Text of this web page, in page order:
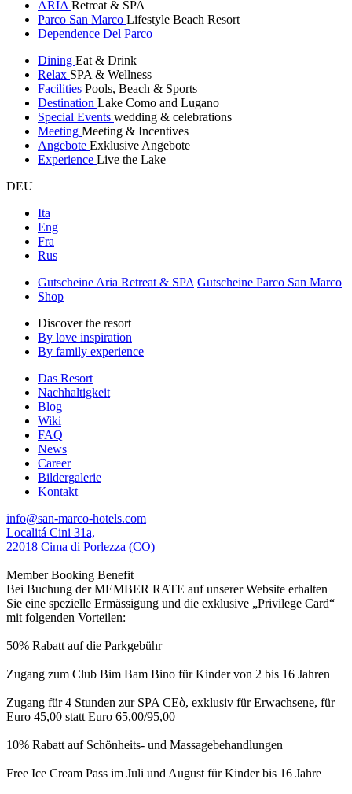
ARIA Retreat & SPA
Parco San Marco Lifestyle Beach Resort
Dependence Del Parco
Dining Eat & Drink
Relax SPA & Wellness
Facilities Pools, Beach & Sports
Destination Lake Como and Lugano
Special Events wedding & celebrations
Meeting Meeting & Incentives
Angebote Exklusive Angebote
Experience Live the Lake
DEU
Ita
Eng
Fra
Rus
Gutscheine Aria Retreat & SPA Gutscheine Parco San Marco
Shop
Discover the resort
By love inspiration
By family experience
Das Resort
Nachhaltigkeit
Blog
Wiki
FAQ
News
Career
Bildergalerie
Kontakt
info@san-marco-hotels.com
Localitá Cini 31a,
22018 Cima di Porlezza (CO)
Member Booking Benefit
Bei Buchung der MEMBER RATE auf unserer Website erhalten
Sie eine spezielle Ermässigung und die exklusive „Privilege Card“
mit folgenden Vorteilen:
50% Rabatt auf die Parkgebühr
Zugang zum Club Bim Bam Bino für Kinder von 2 bis 16 Jahren
Zugang für 4 Stunden zur SPA CEò, exklusiv für Erwachsene, für
Euro 45,00 statt Euro 65,00/95,00
10% Rabatt auf Schönheits- und Massagebehandlungen
Free Ice Cream Pass im Juli und August für Kinder bis 16 Jahre